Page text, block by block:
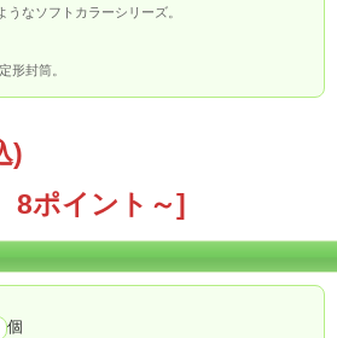
なソフトカラーシリーズ。
形封筒。
)
ポイント～]
個